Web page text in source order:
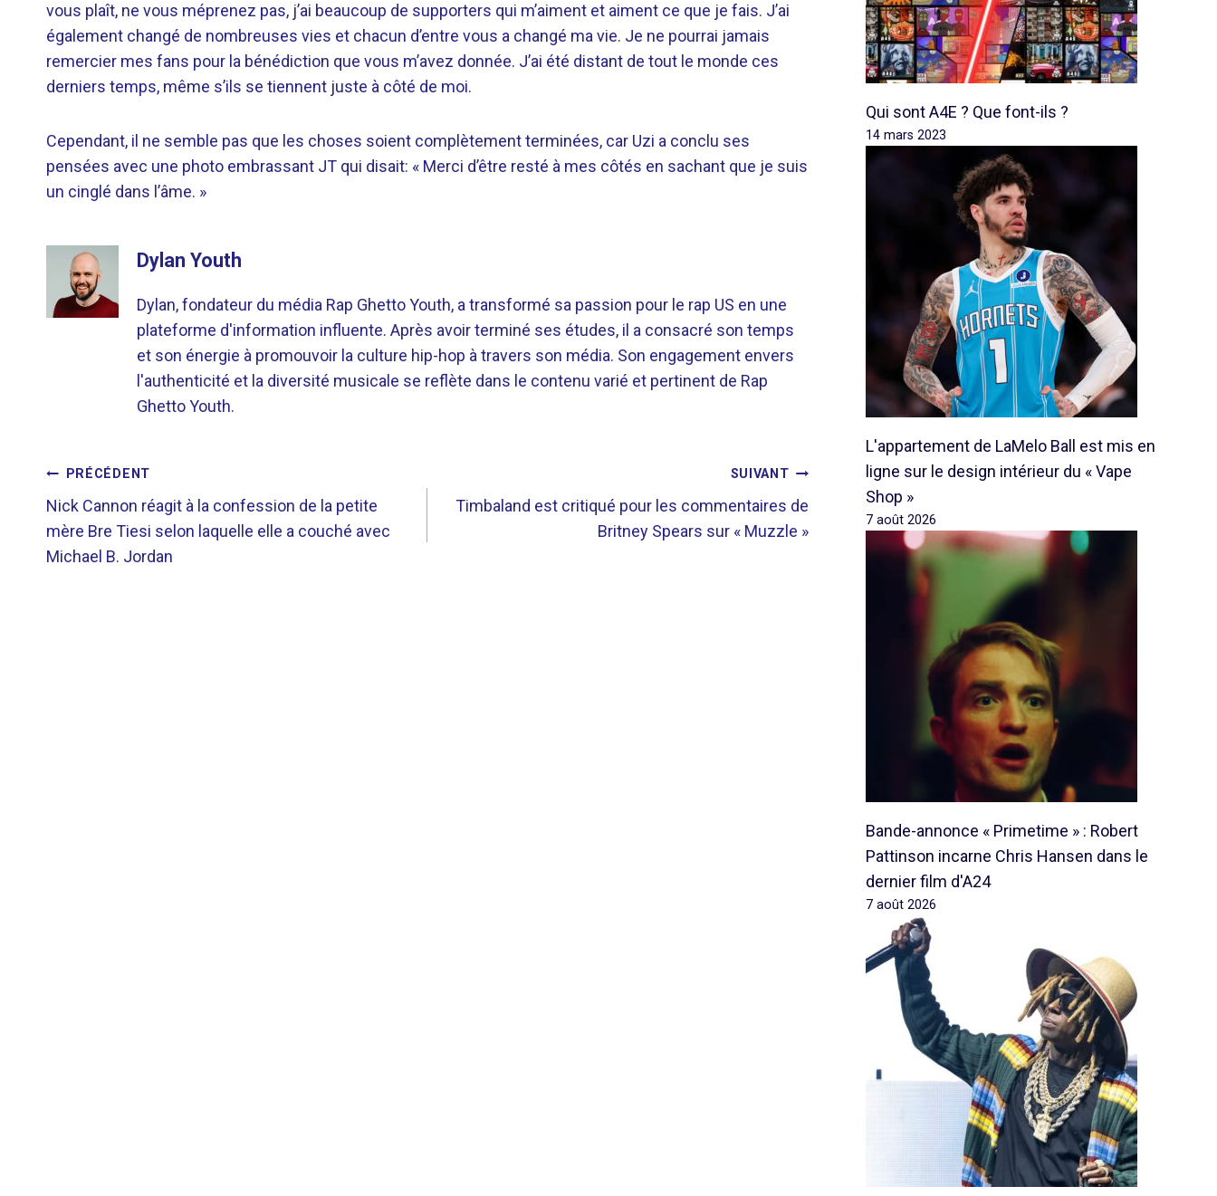
vous plaît, ne vous méprenez pas, j’ai beaucoup de supporters qui m’aiment et aiment ce que je fais. J’ai
également changé de nombreuses vies et chacun d’entre vous a changé ma vie. Je ne pourrai jamais
remercier mes fans pour la bénédiction que vous m’avez donnée. J’ai été distant de tout le monde ces
derniers temps, même s’ils se tiennent juste à côté de moi.
Cependant, il ne semble pas que les choses soient complètement terminées, car Uzi a conclu ses
pensées avec une photo embrassant JT qui disait: « Merci d’être resté à mes côtés en sachant que je suis
un cinglé dans l’âme. »
Dylan Youth
Dylan, fondateur du média Rap Ghetto Youth, a transformé sa passion pour le rap US en une
plateforme d'information influente. Après avoir terminé ses études, il a consacré son temps
et son énergie à promouvoir la culture hip-hop à travers son média. Son engagement envers
l'authenticité et la diversité musicale se reflète dans le contenu varié et pertinent de Rap
Ghetto Youth.
NAVIGATION
DE
L’ARTICLE
PRÉCÉDENT
Nick Cannon réagit à la confession de la petite
mère Bre Tiesi selon laquelle elle a couché avec
Michael B. Jordan
SUIVANT
Timbaland est critiqué pour les commentaires de
Britney Spears sur « Muzzle »
Qui sont A4E ? Que font-ils ?
14 mars 2023
L'appartement de LaMelo Ball est mis en
ligne sur le design intérieur du « Vape
Shop »
7 août 2026
Bande-annonce « Primetime » : Robert
Pattinson incarne Chris Hansen dans le
dernier film d'A24
7 août 2026